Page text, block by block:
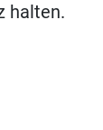
halten.